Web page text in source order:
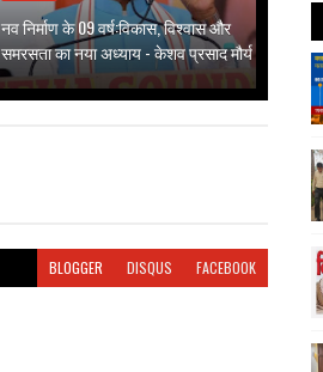
नव निर्माण के 09 वर्ष:विकास, विश्वास और
समरसता का नया अध्याय - केशव प्रसाद मौर्य
BLOGGER DISQUS FACEBOOK